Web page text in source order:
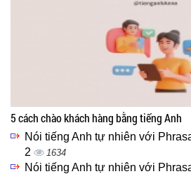
5 cách chào khách hàng bằng tiếng Anh
Nói tiếng Anh tự nhiên với
2
1634
Nói tiếng Anh tự nhiên với